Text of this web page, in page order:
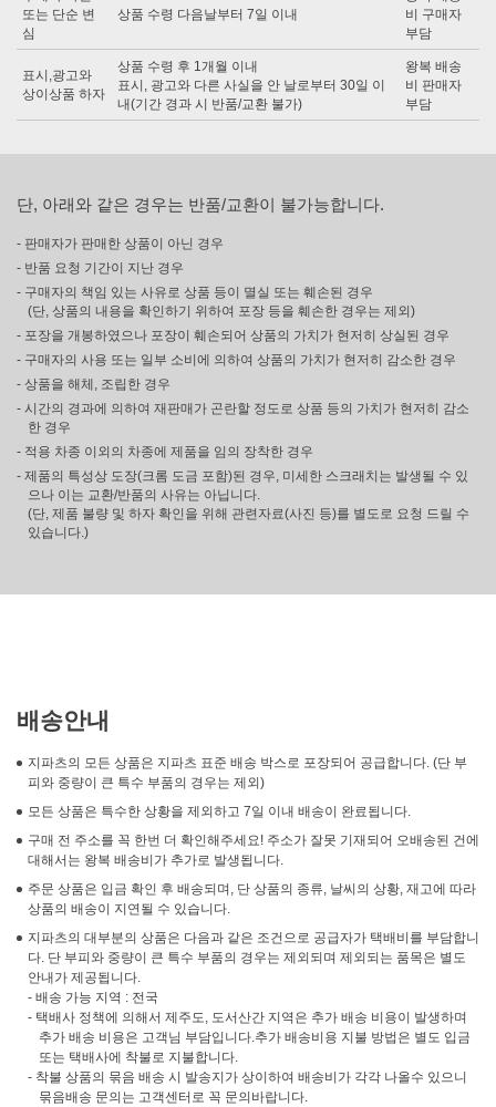
또는 단순 변
심
상품 수령 다음날부터 7일 이내
비 구매자
부담
표시,광고와
상이상품 하자
상품 수령 후 1개월 이내
표시, 광고와 다른 사실을 안 날로부터 30일 이
내(기간 경과 시 반품/교환 불가)
왕복 배송
비 판매자
부담
단, 아래와 같은 경우는 반품/교환이 불가능합니다.
- 판매자가 판매한 상품이 아닌 경우
- 반품 요청 기간이 지난 경우
- 구매자의 책임 있는 사유로 상품 등이 멸실 또는 훼손된 경우
(단, 상품의 내용을 확인하기 위하여 포장 등을 훼손한 경우는 제외)
- 포장을 개봉하였으나 포장이 훼손되어 상품의 가치가 현저히 상실된 경우
- 구매자의 사용 또는 일부 소비에 의하여 상품의 가치가 현저히 감소한 경우
- 상품을 해체, 조립한 경우
- 시간의 경과에 의하여 재판매가 곤란할 정도로 상품 등의 가치가 현저히 감소
한 경우
- 적용 차종 이외의 차종에 제품을 임의 장착한 경우
- 제품의 특성상 도장(크롬 도금 포함)된 경우, 미세한 스크래치는 발생될 수 있
으나 이는 교환/반품의 사유는 아닙니다.
(단, 제품 불량 및 하자 확인을 위해 관련자료(사진 등)를 별도로 요청 드릴 수
있습니다.)
배송안내
지파츠의 모든 상품은 지파츠 표준 배송 박스로 포장되어 공급합니다. (단 부
피와 중량이 큰 특수 부품의 경우는 제외)
모든 상품은 특수한 상황을 제외하고 7일 이내 배송이 완료됩니다.
구매 전 주소를 꼭 한번 더 확인해주세요! 주소가 잘못 기재되어 오배송된 건에
대해서는 왕복 배송비가 추가로 발생됩니다.
주문 상품은 입금 확인 후 배송되며, 단 상품의 종류, 날씨의 상황, 재고에 따라
상품의 배송이 지연될 수 있습니다.
지파츠의 대부분의 상품은 다음과 같은 조건으로 공급자가 택배비를 부담합니
다. 단 부피와 중량이 큰 특수 부품의 경우는 제외되며 제외되는 품목은 별도
안내가 제공됩니다.
- 배송 가능 지역 : 전국
- 택배사 정책에 의해서 제주도, 도서산간 지역은 추가 배송 비용이 발생하며
추가 배송 비용은 고객님 부담입니다.추가 배송비용 지불 방법은 별도 입금
또는 택배사에 착불로 지불합니다.
- 착불 상품의 묶음 배송 시 발송지가 상이하여 배송비가 각각 나올수 있으니
묶음배송 문의는 고객센터로 꼭 문의바랍니다.